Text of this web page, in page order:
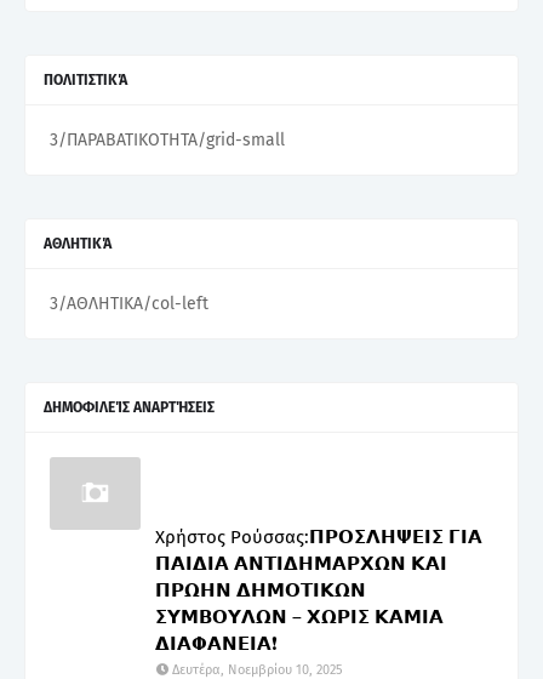
ΠΟΛΙΤΙΣΤΙΚΆ
3/ΠΑΡΑΒΑΤΙΚΟΤΗΤΑ/grid-small
ΑΘΛΗΤΙΚΆ
3/ΑΘΛΗΤΙΚΑ/col-left
ΔΗΜΟΦΙΛΕΊΣ ΑΝΑΡΤΉΣΕΙΣ
Χρήστος Ρούσσας:𝝥𝝦𝝤𝝨𝝠𝝜𝝭𝝚𝝞𝝨 𝝘𝝞𝝖
𝝥𝝖𝝞𝝙𝝞𝝖 𝝖𝝢𝝩𝝞𝝙𝝜𝝡𝝖𝝦𝝬𝝮𝝢 𝝟𝝖𝝞
𝝥𝝦𝝮𝝜𝝢 𝝙𝝜𝝡𝝤𝝩𝝞𝝟𝝮𝝢
𝝨𝝪𝝡𝝗𝝤𝝪𝝠𝝮𝝢 – 𝝬𝝮𝝦𝝞𝝨 𝝟𝝖𝝡𝝞𝝖
𝝙𝝞𝝖𝝫𝝖𝝢𝝚𝝞𝝖❗
Δευτέρα, Νοεμβρίου 10, 2025